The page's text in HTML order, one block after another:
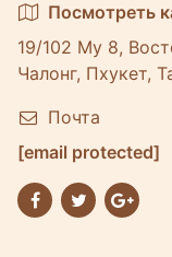
Посмотреть
19/102 Му 8,
Чалонг, Пхукет,
Почта
[email protected]